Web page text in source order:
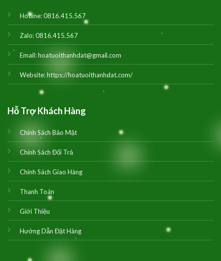
Hotline:0816.415.567
Zalo:0816.415.567
Email:hoatuoithanhdat@gmail.com
Website:https://hoatuoithanhdat.com/
Hỗ Trợ Khách Hàng
Chính Sách Bảo Mật
Chính Sách Đổi Trả
Chính Sách Giao Hàng
Thanh Toán
Giới Thiệu
Hướng Dẫn Đặt Hàng